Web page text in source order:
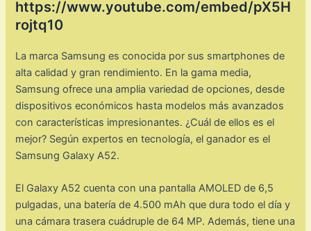
https://www.youtube.com/embed/pX5H
rojtq10
La marca Samsung es conocida por sus smartphones de
alta calidad y gran rendimiento. En la gama media,
Samsung ofrece una amplia variedad de opciones, desde
dispositivos económicos hasta modelos más avanzados
con características impresionantes. ¿Cuál de ellos es el
mejor? Según expertos en tecnología, el ganador es el
Samsung Galaxy A52.
El Galaxy A52 cuenta con una pantalla AMOLED de 6,5
pulgadas, una batería de 4.500 mAh que dura todo el día y
una cámara trasera cuádruple de 64 MP. Además, tiene una